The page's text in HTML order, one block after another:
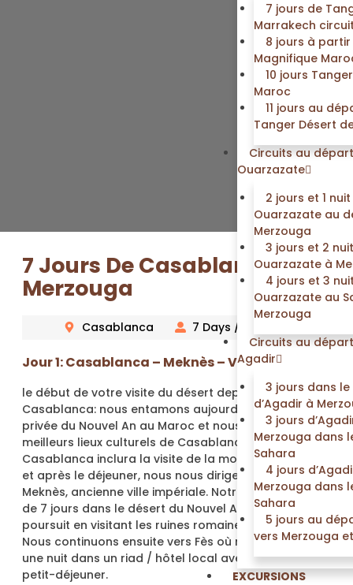
7 jours de
Marrakech
8 jours à
Magnifique
10 jours
Maroc
11 jours au
Tanger Désert
Circuits au
Ouarzazate
2 jours et 1
Ouarzazate au
Merzouga
3 jours et 2
Ouarzazate à
4 jours et 3
Ouarzazate au
Merzouga
Circuits au
Agadir
3 jours dans
d’Agadir à
3 jours
Merzouga dans
Sahara
4 jours
Merzouga dans
Sahara
5 jours au
vers Merzouga
EXCURSIONS
7 Jours De Casablanca Fès
Merzouga
Casablanca 7 Days / 6 Nights
Jour 1: Casablanca – Meknès – Volubilis – Fès:
le début de votre visite du désert depuis
Casablanca: nous entamons aujourd’hui notre visite
privée du Nouvel An au Maroc et nous explorons les
meilleurs lieux culturels de Casablanca. Notre visite à
Casablanca inclura la visite de la mosquée Hassan II
et après le déjeuner, nous nous dirigerons vers
Meknès, ancienne ville impériale. Notre visite privée
de 7 jours dans le désert du Nouvel An au Maroc se
poursuit en visitant les ruines romaines de Volubilis.
Nous continuons ensuite vers Fès où nous passons
une nuit dans un riad / hôtel local avec dîner et
petit-déjeuner.